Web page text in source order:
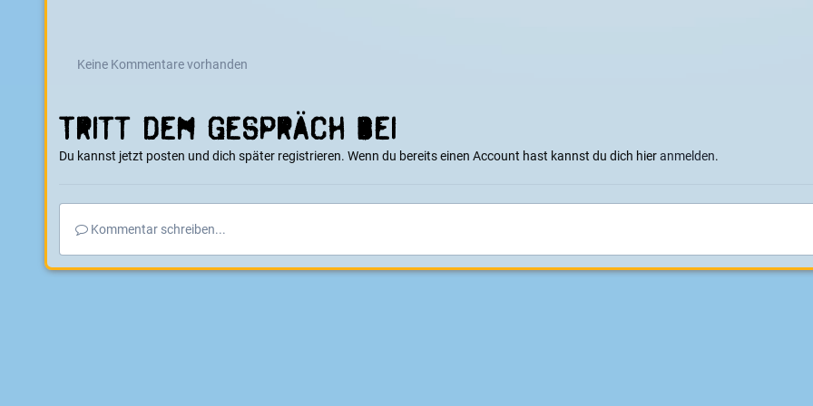
Keine Kommentare vorhanden
Tritt dem Gespräch bei
Du kannst jetzt posten und dich später registrieren. Wenn du bereits einen Account hast kannst du dich hieranmelden.
Kommentar schreiben...